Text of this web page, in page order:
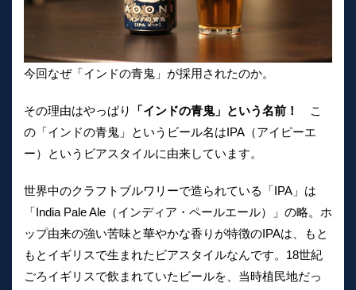
今回なぜ「インドの青鬼」が採用されたのか。
その理由はやっぱり 「インドの青鬼」という名前！
こ
の「インドの青鬼」というビール名はIPA（アイピーエ
ー）というビアスタイルに由来しています。
世界中のクラフトブルワリーで造られている「IPA」は
「India Pale Ale（インディア・ペールエール）」の略。ホ
ップ由来の強い苦味と華やかな香りが特徴のIPAは、もと
もとイギリスで生まれたビアスタイルなんです。18世紀
ごろイギリスで飲まれていたビールを、当時植民地だっ